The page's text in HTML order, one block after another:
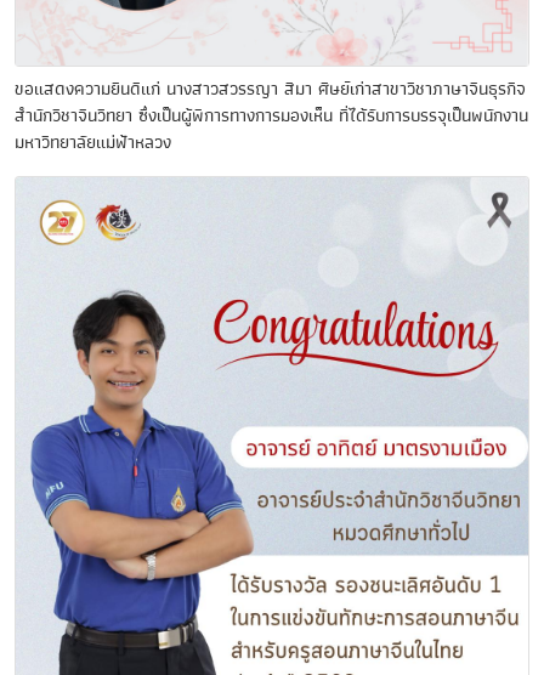
ขอแสดงความยินดีแก่ นางสาวสวรรญา สีมา ศิษย์เก่าสาขาวิชาภาษาจีนธุรกิจ
สำนักวิชาจีนวิทยา ซึ่งเป็นผู้พิการทางการมองเห็น ที่ได้รับการบรรจุเป็นพนักงาน
มหาวิทยาลัยแม่ฟ้าหลวง